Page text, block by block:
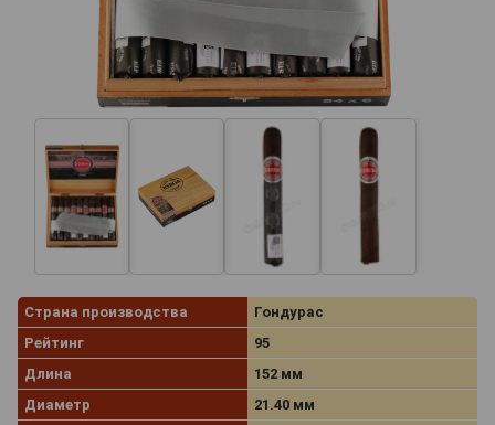
Страна производства
Гондурас
Рейтинг
95
Длина
152 мм
Диаметр
21.40 мм